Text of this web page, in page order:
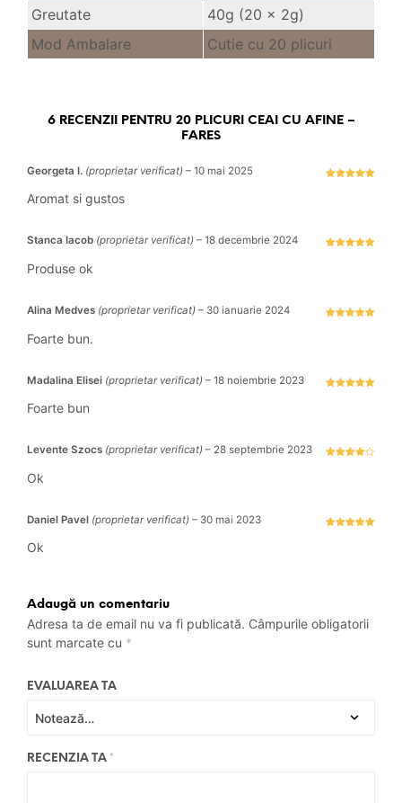
Greutate
40g (20 x 2g)
Mod Ambalare
Cutie cu 20 plicuri
6 RECENZII PENTRU 20 PLICURI CEAI CU AFINE –
FARES
Georgeta I. (proprietar verificat) – 10 mai 2025
Aromat si gustos
Stanca Iacob (proprietar verificat) – 18 decembrie 2024
Produse ok
Alina Medves (proprietar verificat) – 30 ianuarie 2024
Foarte bun.
Madalina Elisei (proprietar verificat) – 18 noiembrie 2023
Foarte bun
Levente Szocs (proprietar verificat) – 28 septembrie 2023
Ok
Daniel Pavel (proprietar verificat) – 30 mai 2023
Ok
Adaugă un comentariu
Adresa ta de email nu va fi publicată. Câmpurile obligatorii
sunt marcate cu *
EVALUAREA TA
RECENZIA TA *